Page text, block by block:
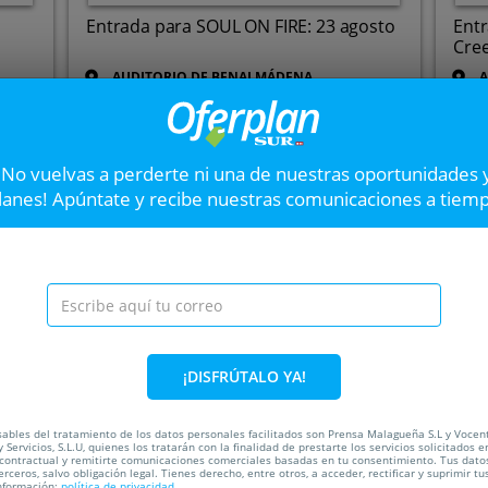
Entrada para SOUL ON FIRE: 23 agosto
AUDITORIO DE BENALMÁDENA
Av. Rocío Jurado, 1, 29630.
23 Ago 3
VER OFERTA
SiguienteEntrada gratuita
Festival (MENORES
11 de julio en La Térmica
vuelvas a perderte ni una de nuestras oportunidades
Apúntate y recibe nuestras comunicaciones a
¡DISFRÚTALO YA!
del tratamiento de los datos personales facilitados son Prensa Malagueña S.L y
Servicios, S.L.U, quienes los tratarán con la finalidad de prestarte los servicios solicitados
y remitirte comunicaciones comerciales basadas en tu consentimiento. Tus
salvo obligación legal. Tienes derecho, entre otros, a acceder, rectificar y suprimir